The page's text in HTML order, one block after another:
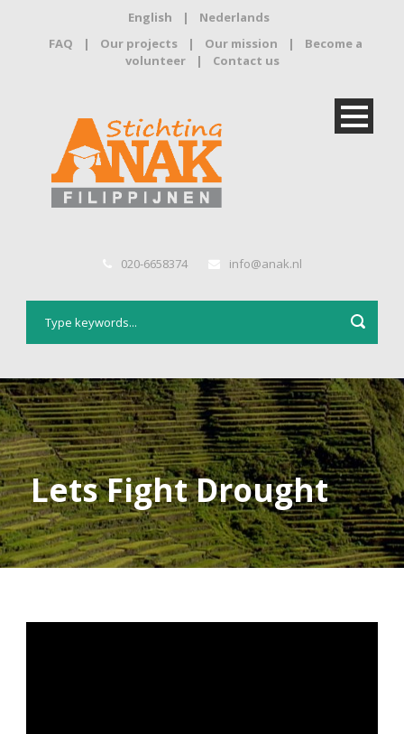
English |
Nederlands
FAQ
| Our projects | Our mission |
Become a
volunteer
| Contact us
020-6658374 info@anak.nl
Lets Fight Drought